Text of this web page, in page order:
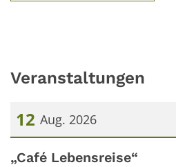
Veranstaltungen
12 Aug. 2026
Datum: 12. August 2026
„Café Lebensreise“